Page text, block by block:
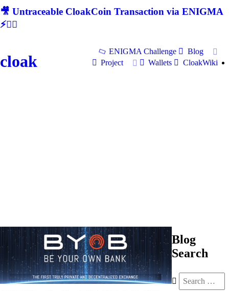
🎥 Untraceable CloakCoin Transaction via ENIGMA
⚡🕵‍♂
cloak
ENIGMA Challenge
Blog
Project
Wallets CloakWiki
Blog
Search